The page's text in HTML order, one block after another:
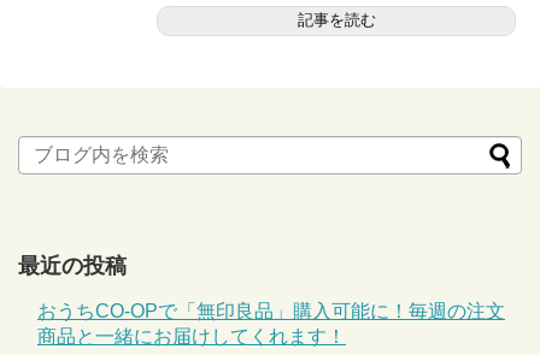
記事を読む
最近の投稿
おうちCO-OPで「無印良品」購入可能に！毎週の注文
商品と一緒にお届けしてくれます！